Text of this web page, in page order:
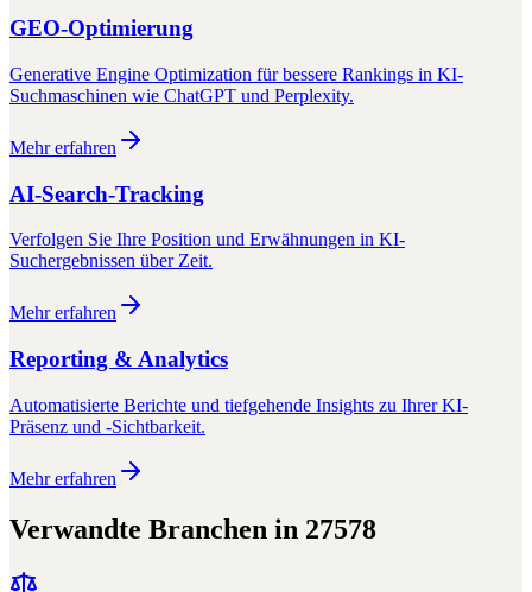
GEO-Optimierung
Generative Engine Optimization für bessere Rankings in KI-
Suchmaschinen wie ChatGPT und Perplexity.
Mehr erfahren
AI-Search-Tracking
Verfolgen Sie Ihre Position und Erwähnungen in KI-
Suchergebnissen über Zeit.
Mehr erfahren
Reporting & Analytics
Automatisierte Berichte und tiefgehende Insights zu Ihrer KI-
Präsenz und -Sichtbarkeit.
Mehr erfahren
Verwandte Branchen in 27578